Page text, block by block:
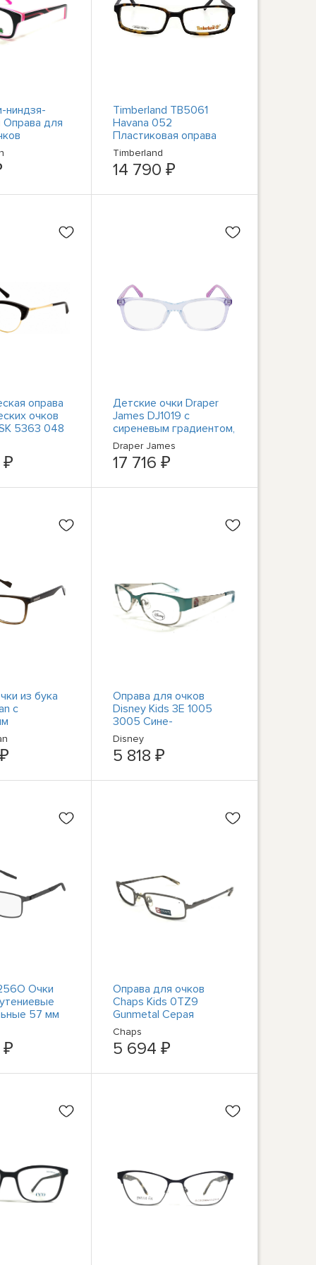
ниндзя-
Оправа для
Черная
Timberland TB5061
Havana 052
Пластиковая оправа
для детских
оптических очков 49-
16-135 AB
Timberland
14 790 ₽
оправа
очков
5363 048
RX
Детские очки Draper
James DJ1019 с
сиреневым градиентом,
47 мм, новые, 100%
подлинные
Draper James
17 716 ₽
из бука
с
52 мм,
Оправа для очков
Disney Kids 3E 1005
3005 Сине-
серебристый Кошачий
глаз Ариэль 47-14-125
Disney
5 818 ₽
Очки
57 мм
Оправа для очков
Chaps Kids 0TZ9
Gunmetal Серая
прямоугольная с
полной оправой 48-19-
130
Chaps
5 694 ₽